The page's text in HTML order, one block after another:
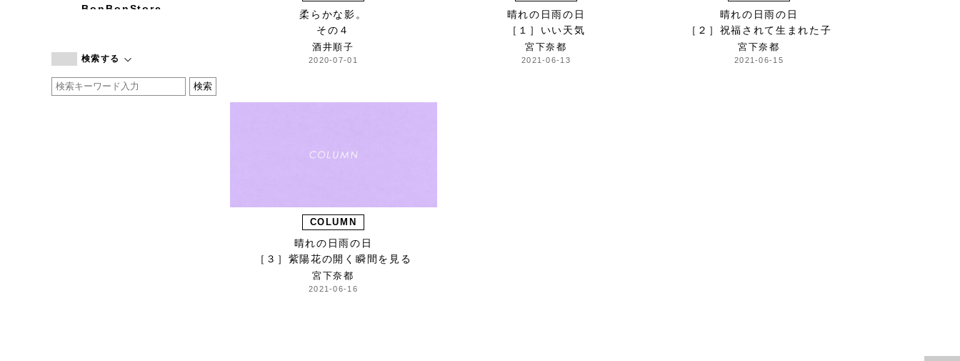
BonBonStore
by basics
CATWORTH
検索する
柔らかな影。
その４
酒井順子
2020-07-01
晴れの日雨の日
［１］いい天気
宮下奈都
2021-06-13
晴れの日雨の日
［２］祝福されて生まれた子
宮下奈都
2021-06-15
COLUMN
晴れの日雨の日
［３］紫陽花の開く瞬間を見る
宮下奈都
2021-06-16